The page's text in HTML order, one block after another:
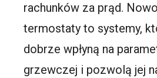
rachunków za prąd.
termostaty to systemy,
dobrze wpłyną na
grzewczej i pozwolą jej